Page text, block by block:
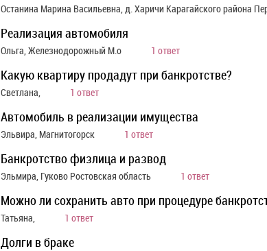
Останина Марина Васильевна, д. Харичи Карагайского района
Реализация автомобиля
Ольга, Железнодорожный М.о 1 ответ
Какую квартиру продадут при банкротстве?
Светлана, 1 ответ
Автомобиль в реализации имущества
Эльвира, Магнитогорск 1 ответ
Банкротство физлица и развод
Эльмира, Гуково Ростовская область 1 ответ
Можно ли сохранить авто при процедуре
Татьяна, 1 ответ
Долги в браке